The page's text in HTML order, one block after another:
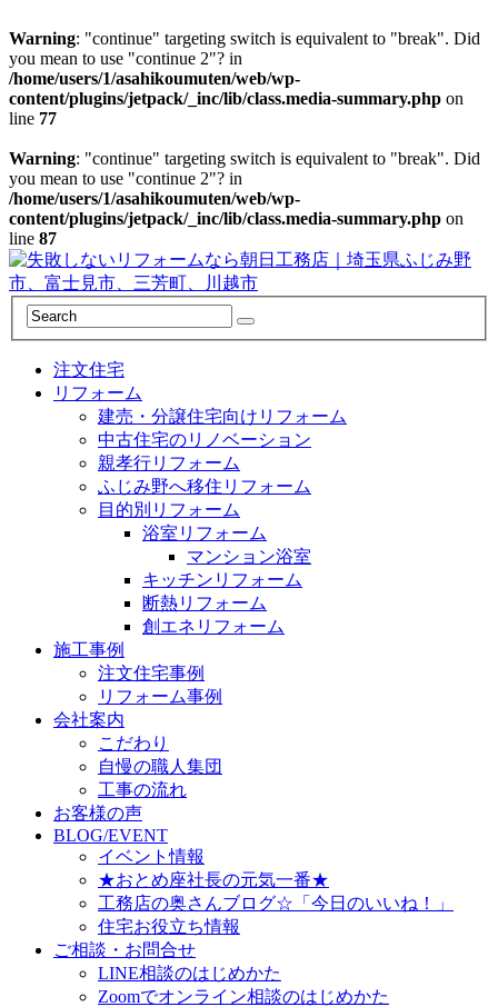
Warning: "continue" targeting switch is equivalent to "break". Did
you mean to use "continue 2"? in
/home/users/1/asahikoumuten/web/wp-
content/plugins/jetpack/_inc/lib/class.media-summary.php on
line 77
Warning: "continue" targeting switch is equivalent to "break". Did
you mean to use "continue 2"? in
/home/users/1/asahikoumuten/web/wp-
content/plugins/jetpack/_inc/lib/class.media-summary.php on
line 87
注文住宅
リフォーム
建売・分譲住宅向けリフォーム
中古住宅のリノベーション
親孝行リフォーム
ふじみ野へ移住リフォーム
目的別リフォーム
浴室リフォーム
マンション浴室
キッチンリフォーム
断熱リフォーム
創エネリフォーム
施工事例
注文住宅事例
リフォーム事例
会社案内
こだわり
自慢の職人集団
工事の流れ
お客様の声
BLOG/EVENT
イベント情報
★おとめ座社長の元気一番★
工務店の奥さんブログ☆「今日のいいね！」
住宅お役立ち情報
ご相談・お問合せ
LINE相談のはじめかた
Zoomでオンライン相談のはじめかた